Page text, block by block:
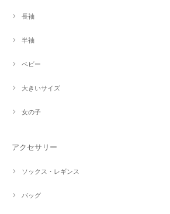
長袖
半袖
ベビー
大きいサイズ
女の子
アクセサリー
ソックス・レギンス
バッグ